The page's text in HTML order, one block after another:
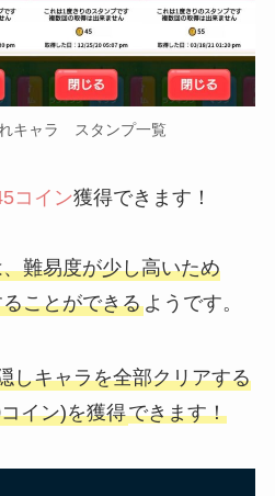
キャラ スタンプ一覧
コイン獲得できます！
難易度が少し高いため
ことができるようです。
しキャラを全部クリアする
イン)を獲得できます！